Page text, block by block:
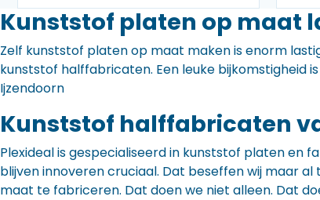
Kunststof platen op maat
Zelf kunststof platen op maat maken is enorm
kunststof halffabricaten. Een leuke bijkomstigheid
Ijzendoorn
Kunststof halffabricaten
Plexideal is gespecialiseerd in kunststof platen en
blijven innoveren cruciaal. Dat beseffen wij maar
maat te fabriceren. Dat doen we niet alleen. Dat